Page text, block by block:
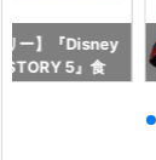
ー】『Disney
5』食